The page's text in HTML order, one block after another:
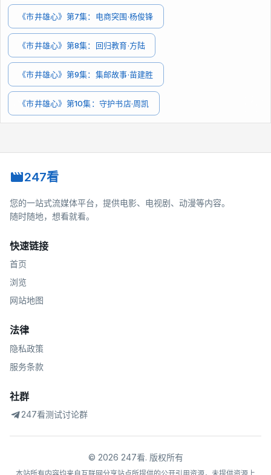
《市井雄心》第7集：电商突围·杨俊锋
《市井雄心》第8集：回归教育·方陆
《市井雄心》第9集：集邮故事·苗建胜
《市井雄心》第10集：守护书店·周凯
247看
您的一站式流媒体平台，提供电影、电视剧、动漫等内容。
随时随地，想看就看。
快速链接
首页
浏览
网站地图
法律
隐私政策
服务条款
社群
247看测试讨论群
© 2026 247看. 版权所有